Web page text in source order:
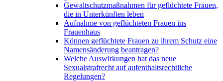
Gewaltschutzmaßnahmen für geflüchtete Frauen,
die in Unterkünften leben
Aufnahme von geflüchteten Frauen ins
Frauenhaus
Können geflüchtete Frauen zu ihrem Schutz eine
Namensänderung beantragen?
Welche Auswirkungen hat das neue
Sexualstrafrecht auf aufenthaltsrechtliche
Regelungen?